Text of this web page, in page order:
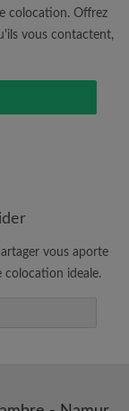
des
colocation. Offrez
vous contactent,
vous aporte
colocation ideale.